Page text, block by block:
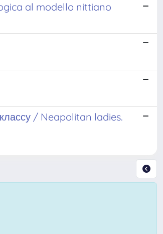
al modello nittiano
/ Neapolitan ladies.